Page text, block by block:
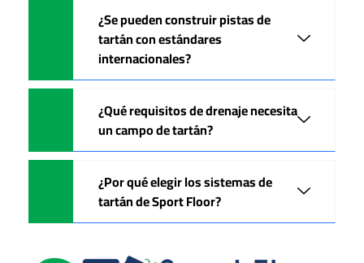
¿Se pueden construir pistas de
tartán con estándares
internacionales?
¿Qué requisitos de drenaje necesita
un campo de tartán?
¿Por qué elegir los sistemas de
tartán de Sport Floor?